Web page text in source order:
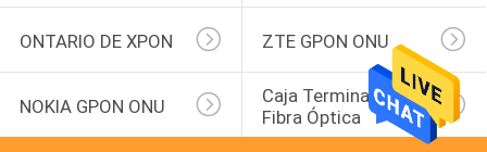
ONTARIO DE XPON ZTE GPON ONU
NOKIA GPON ONU
Caja Terminal De La
Fibra Óptica